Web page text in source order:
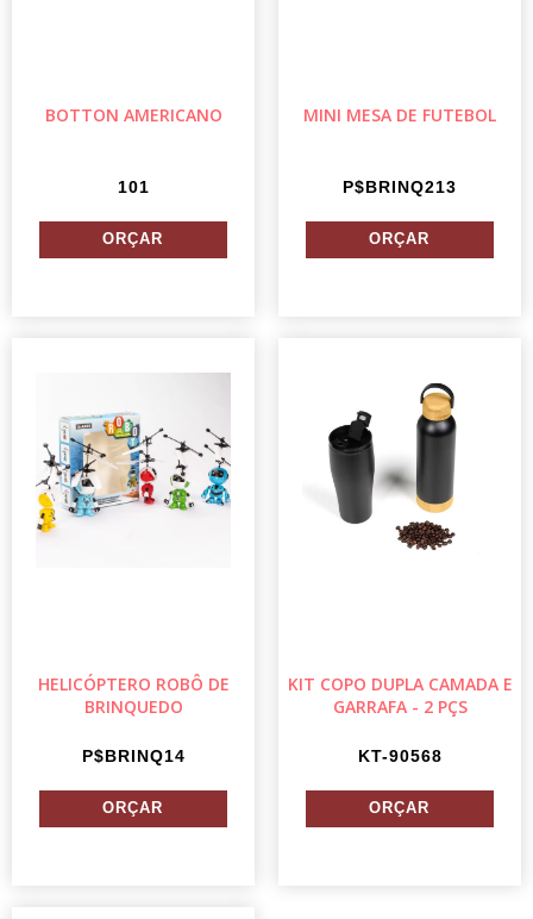
BOTTON AMERICANO
101
MINI MESA DE FUTEBOL
P$BRINQ213
HELICÓPTERO ROBÔ DE
BRINQUEDO
P$BRINQ14
KIT COPO DUPLA CAMADA E
GARRAFA - 2 PÇS
KT-90568